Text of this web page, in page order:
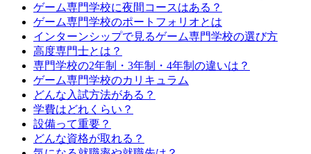
ゲーム専門学校に夜間コースはある？
ゲーム専門学校のポートフォリオとは
インターンシップで見るゲーム専門学校の選び方
高度専門士とは？
専門学校の2年制・3年制・4年制の違いは？
ゲーム専門学校のカリキュラム
どんな入試方法がある？
学費はどれくらい？
設備って重要？
どんな資格が取れる？